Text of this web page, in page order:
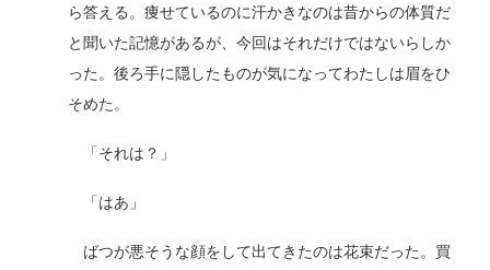
ら答える。痩せているのに汗かきなのは昔からの体質だ
と聞いた記憶があるが、今回はそれだけではないらしか
った。後ろ手に隠したものが気になってわたしは眉をひ
そめた。
「それは？」
「はあ」
ばつが悪そうな顔をして出てきたのは花束だった。買